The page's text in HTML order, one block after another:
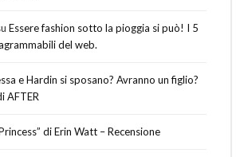
Essere fashion sotto la pioggia si può! I 5
del web.
e Hardin si sposano? Avranno un figlio?
AFTER
di Erin Watt – Recensione